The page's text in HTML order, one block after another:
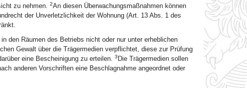
zu nehmen. 2An diesen Überwachungsmaßnahmen können
der Unverletzlichkeit der Wohnung (Art. 13 Abs. 1 des
den Räumen des Betriebs nicht oder nur unter erheblichen
Gewalt über die Trägermedien verpflichtet, diese zur Prüfung
eine Bescheinigung zu erteilen. 3 Die Trägermedien sollen
anderen Vorschriften eine Beschlagnahme angeordnet oder